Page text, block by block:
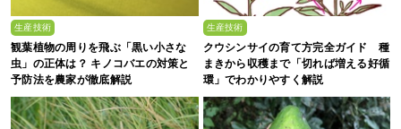
生産技術
観葉植物の周りを飛ぶ「黒い小さな
虫」の正体は？ キノコバエの対策と
予防法を農家が徹底解説
生産技術
クウシンサイの育て方完全ガイド 種
まきから収穫まで「切れば増える好循
環」でわかりやすく解説